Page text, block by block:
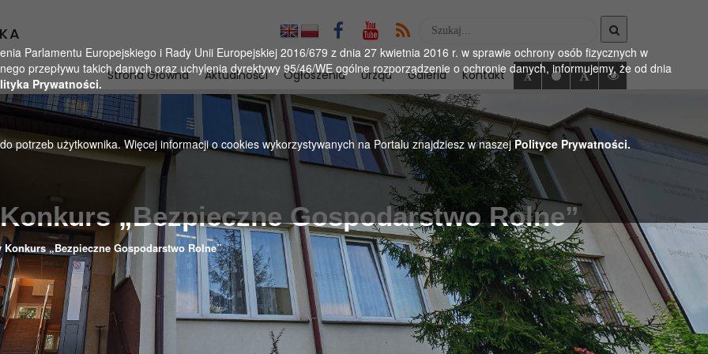
Parlamentu Europejskiego i Rady Unii Europejskiej 2016/679 z dnia 27 kwietnia 2016 r. w sprawie ochrony osób fizycznych w
przepływu takich danych oraz uchylenia dyrektywy 95/46/WE ogólne rozporządzenie o ochronie danych, informujemy, że od dnia
Prywatności.
potrzeb użytkownika. Więcej informacji o cookies wykorzystywanych na Portalu znajdziesz w naszejPolityce Prywatności.
Wyszukaj
serwise
Strona Główna
Aktualności Ogłoszenia Urząd Galeria Kontakt
„Bezpieczne Gospodarstwo Rolne”
„Bezpieczne Gospodarstwo Rolne”